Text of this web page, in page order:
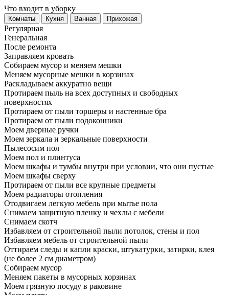
Что входит в уборку
Регу­лярная
Гене­ральная
После ремонта
Заправляем кровать
Собираем мусор и меняем мешки
Меняем мусорные мешки в корзинах
Раскладываем аккуратно вещи
Протираем пыль на всех доступных и свободных
поверхностях
Протираем от пыли торшеры и настенные бра
Протираем от пыли подоконники
Моем дверные ручки
Моем зеркала и зеркальные поверхности
Пылесосим пол
Моем пол и плинтуса
Моем шкафы и тумбы внутри при условии, что они пустые
Моем шкафы сверху
Протираем от пыли все крупные предметы
Моем радиаторы отопления
Отодвигаем легкую мебель при мытье пола
Снимаем защитную пленку и чехлы с мебели
Снимаем скотч
Избавляем от строительной пыли потолок, стены и пол
Избавляем мебель от строительной пыли
Оттираем следы и капли краски, штукатурки, затирки, клея
(не более 2 см диаметром)
Собираем мусор
Меняем пакеты в мусорных корзинах
Моем грязную посуду в раковине